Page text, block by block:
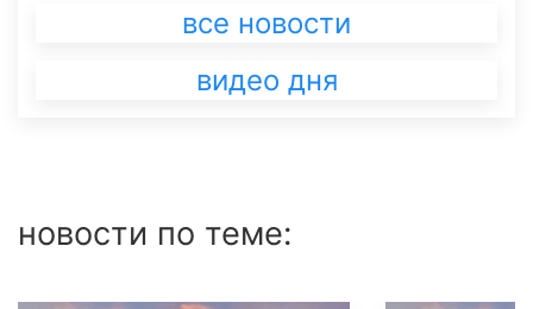
все новости
видео дня
новости по теме: